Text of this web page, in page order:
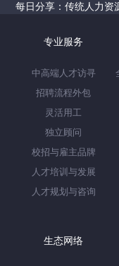
每日分享：传统人力资
专业服务
中高端人才访寻
招聘流程外包
灵活用工
独立顾问
校招与雇主品牌
人才培训与发展
人才规划与咨询
生态网络